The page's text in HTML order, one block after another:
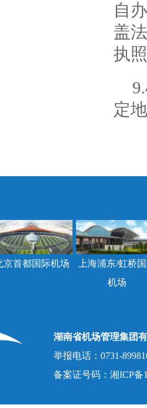
自
盖
执
定
京首都国际机场
上海浦东/虹桥
机场
湖南省机场管理集团
举报电话：0731-
备案证号码：湘ICP备